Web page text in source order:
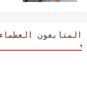
المتابعون العظماء